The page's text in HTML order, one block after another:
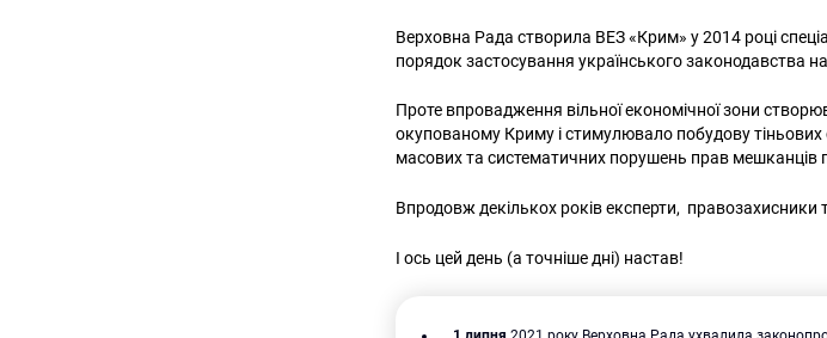
Верховна Рада створила ВЕЗ «Крим» у 2014 році
порядок застосування українського законодавства
Проте впровадження вільної економічної зони
окупованому Криму і стимулювало побудову
масових та систематичних порушень прав мешканців
Впродовж декількох років експерти,
І ось цей день (а точніше дні) настав!